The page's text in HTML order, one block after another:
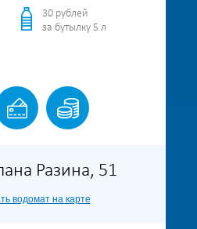
30 рублей
за бутылку 5 л
Разина, 51
водомат на карте